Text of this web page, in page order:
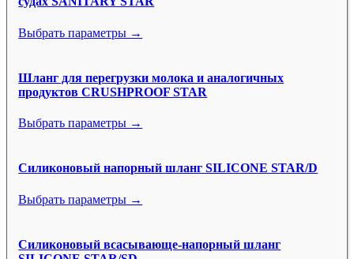
Выбрать параметры →
Шланг для перегрузки молока и аналогичных
продуктов CRUSHPROOF STAR
Выбрать параметры →
Силиконовый напорный шланг SILICONE STAR/D
Выбрать параметры →
Силиконовый всасывающе-напорный шланг